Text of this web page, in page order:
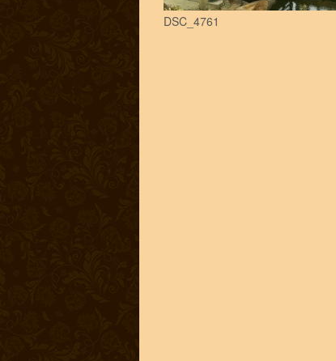
DSC_4761